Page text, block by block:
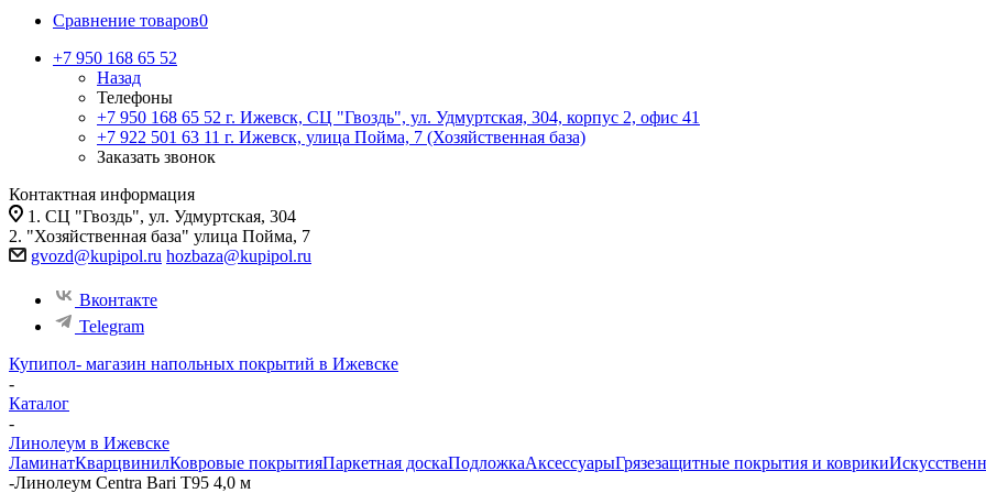
Сравнение товаров0
+7 950 168 65 52
Назад
Телефоны
+7 950 168 65 52 г. Ижевск, СЦ "Гвоздь", ул. Удмуртская, 304, корпус 2, офис 41
+7 922 501 63 11 г. Ижевск, улица Пойма, 7 (Хозяйственная база)
Заказать звонок
Контактная информация
1. СЦ "Гвоздь", ул. Удмуртская, 304
2. "Хозяйственная база" улица Пойма, 7
gvozd@kupipol.ru hozbaza@kupipol.ru
Вконтакте
Telegram
Купипол- магазин напольных покрытий в Ижевске
-
Каталог
-
Линолеум в Ижевске
ЛаминатКварцвинилКовровые покрытияПаркетная доскаПодложкаАксессуарыГрязезащитные покрытия и коврики
-Линолеум Centra Bari T95 4,0 м